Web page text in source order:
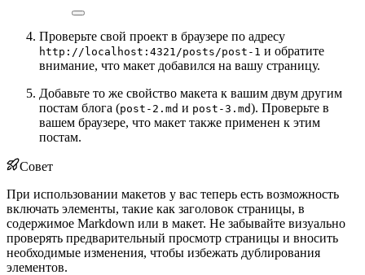
Проверьте свой проект в браузере по адресу
http://localhost:4321/posts/post-1 и обратите
внимание, что макет добавился на вашу страницу.
Добавьте то же свойство макета к вашим двум другим
постам блога (post-2.md и post-3.md). Проверьте в
вашем браузере, что макет также применен к этим
постам.
Совет
При использовании макетов у вас теперь есть возможность
включать элементы, такие как заголовок страницы, в
содержимое Markdown или в макет. Не забывайте визуально
проверять предварительный просмотр страницы и вносить
необходимые изменения, чтобы избежать дублирования
элементов.